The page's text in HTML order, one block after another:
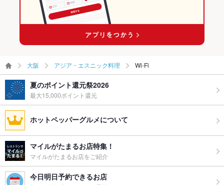
大阪 アジア・エスニック料理 Wi-Fi
夏のポイント還元祭2026
最大15,000ポイント還元
ホットペッパーグルメについて
マイルがたまるお店特集！
マイルがたまるお店をご紹介
今日明日予約できるお店